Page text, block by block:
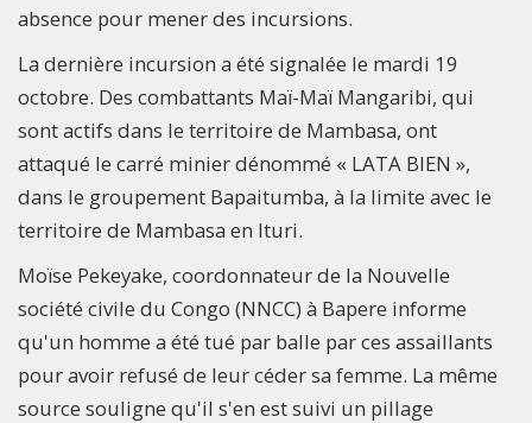
absence pour mener des incursions.
La dernière incursion a été signalée le mardi 19
octobre. Des combattants Maï-Maï Mangaribi, qui
sont actifs dans le territoire de Mambasa, ont
attaqué le carré minier dénommé « LATA BIEN »,
dans le groupement Bapaitumba, à la limite avec le
territoire de Mambasa en Ituri.
Moïse Pekeyake, coordonnateur de la Nouvelle
société civile du Congo (NNCC) à Bapere informe
qu'un homme a été tué par balle par ces assaillants
pour avoir refusé de leur céder sa femme. La même
source souligne qu'il s'en est suivi un pillage